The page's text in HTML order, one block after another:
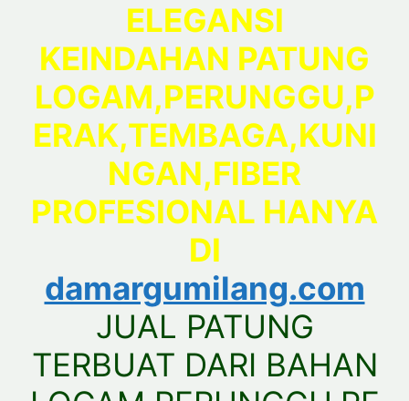
ELEGANSI
KEINDAHAN PATUNG
LOGAM,PERUNGGU,P
ERAK,TEMBAGA,KUNI
NGAN,FIBER
PROFESIONAL HANYA
DI
damargumilang.com
JUAL PATUNG
TERBUAT DARI BAHAN